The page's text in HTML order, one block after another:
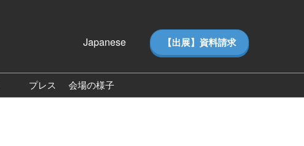
Japanese
English
【出展】資料請求
プレス
会場の様子